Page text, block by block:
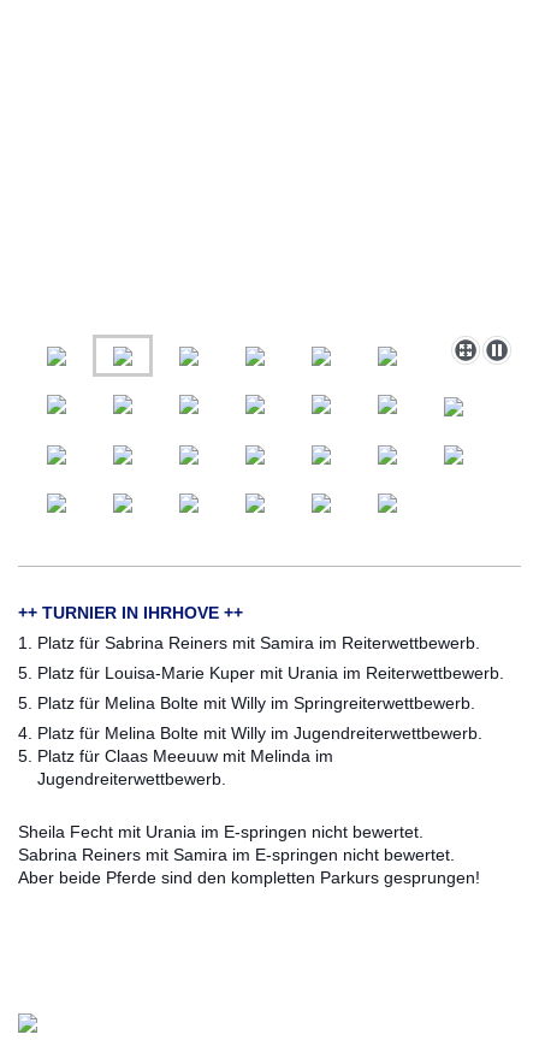
++ TURNIER IN IHRHOVE ++
1. Platz für Sabrina Reiners mit Samira im Reiterwettbewerb.
5. Platz für Louisa-Marie Kuper mit Urania im Reiterwettbewerb
5. Platz für Melina Bolte mit Willy im Springreiterwettbewerb.
4. Platz für Melina Bolte mit Willy im Jugendreiterwettbewerb.
5. Platz für Claas Meeuuw mit Melinda im
Jugendreiterwettbewerb.
Sheila Fecht mit Urania im E-springen nicht bewertet.
Sabrina Reiners mit Samira im E-springen nicht bewertet.
Aber beide Pferde sind den kompletten Parkurs gesprungen!